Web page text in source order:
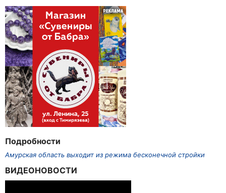
Подробности
Амурская область выходит из режима бесконечной стройки
ВИДЕОНОВОСТИ